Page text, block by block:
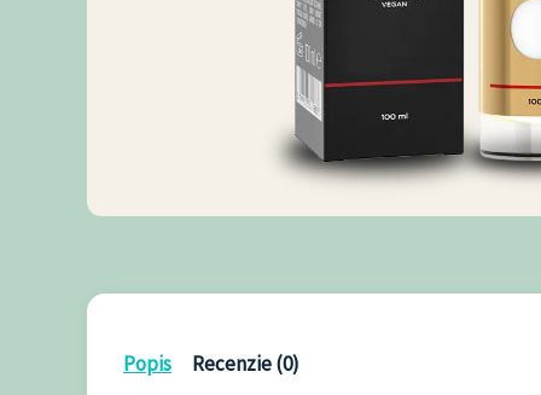
Popis Recenzie (0)